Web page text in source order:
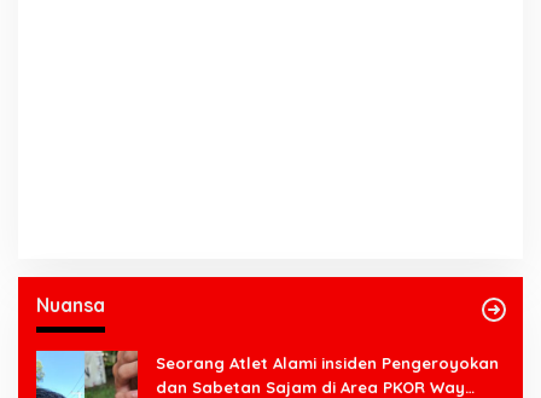
Nuansa
Seorang Atlet Alami insiden Pengeroyokan
dan Sabetan Sajam di Area PKOR Way